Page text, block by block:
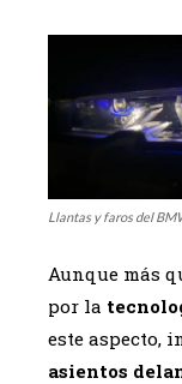
Llantas y faros del
Aunque más
por la
este aspecto,
asientos